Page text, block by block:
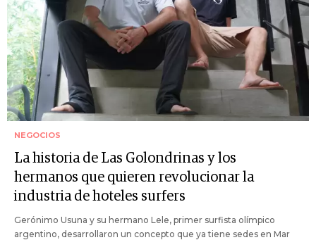
NEGOCIOS
La historia de Las Golondrinas y los
hermanos que quieren revolucionar la
industria de hoteles surfers
Gerónimo Usuna y su hermano Lele, primer surfista olímpico
argentino, desarrollaron un concepto que ya tiene sedes en Mar